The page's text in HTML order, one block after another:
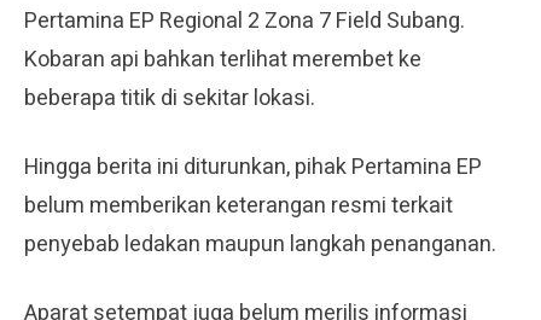
Pertamina EP Regional 2 Zona 7 Field Subang.
Kobaran api bahkan terlihat merembet ke
beberapa titik di sekitar lokasi.
Hingga berita ini diturunkan, pihak Pertamina EP
belum memberikan keterangan resmi terkait
penyebab ledakan maupun langkah penanganan.
Aparat setempat juga belum merilis informasi